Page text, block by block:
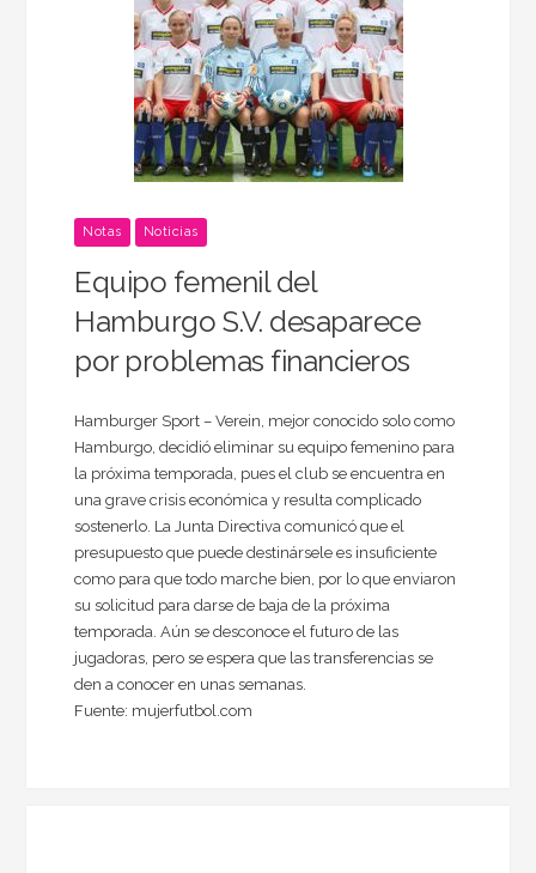
Notas Noticias
Equipo femenil del
Hamburgo S.V. desaparece
por problemas financieros
Hamburger Sport – Verein, mejor conocido solo como
Hamburgo, decidió eliminar su equipo femenino para
la próxima temporada, pues el club se encuentra en
una grave crisis económica y resulta complicado
sostenerlo. La Junta Directiva comunicó que el
presupuesto que puede destinársele es insuficiente
como para que todo marche bien, por lo que enviaron
su solicitud para darse de baja de la próxima
temporada. Aún se desconoce el futuro de las
jugadoras, pero se espera que las transferencias se
den a conocer en unas semanas.
Fuente: mujerfutbol.com